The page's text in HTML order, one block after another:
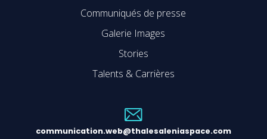
Communiqués de presse
Galerie Images
Stories
Talents & Carrières
communication.web@thalesaleniaspace.com